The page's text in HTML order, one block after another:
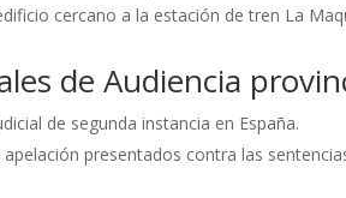
cercano a la estación de tren La
de Audiencia
de segunda instancia en España.
presentados contra las